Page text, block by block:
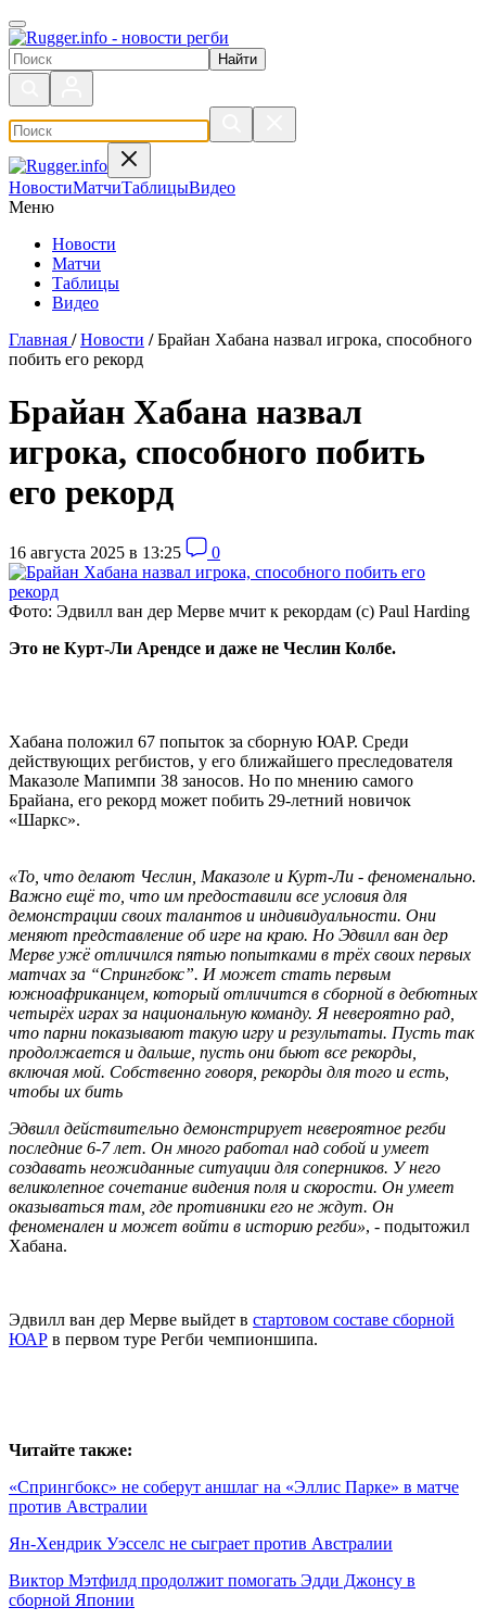
Поиск по сайту
НовостиМатчиТаблицыВидео
Меню
Новости
Матчи
Таблицы
Видео
Главная / Новости / Брайан Хабана назвал игрока, способного
побить его рекорд
Брайан Хабана назвал
игрока, способного побить
его рекорд
16 августа 2025 в 13:25 0
Фото: Эдвилл ван дер Мерве мчит к рекордам (c) Paul Harding
Это не Курт-Ли Арендсе и даже не Чеслин Колбе.
Хабана положил 67 попыток за сборную ЮАР. Среди
действующих регбистов, у его ближайшего преследователя
Маказоле Мапимпи 38 заносов. Но по мнению самого
Брайана, его рекорд может побить 29-летний новичок
«Шаркс».
«То, что делают Чеслин, Маказоле и Курт-Ли - феноменально.
Важно ещё то, что им предоставили все условия для
демонстрации своих талантов и индивидуальности. Они
меняют представление об игре на краю. Но Эдвилл ван дер
Мерве ужё отличился пятью попытками в трёх своих первых
матчах за “Спрингбокс”. И может стать первым
южноафриканцем, который отличится в сборной в дебютных
четырёх играх за национальную команду. Я невероятно рад,
что парни показывают такую игру и результаты. Пусть так
продолжается и дальше, пусть они бьют все рекорды,
включая мой. Собственно говоря, рекорды для того и есть,
чтобы их бить
Эдвилл действительно демонстрирует невероятное регби
последние 6-7 лет. Он много работал над собой и умеет
создавать неожиданные ситуации для соперников. У него
великолепное сочетание видения поля и скорости. Он умеет
оказываться там, где противники его не ждут. Он
феноменален и может войти в историю регби», - подытожил
Хабана.
Эдвилл ван дер Мерве выйдет в стартовом составе сборной
ЮАР в первом туре Регби чемпионшипа.
Читайте также:
«Спрингбокс» не соберут аншлаг на «Эллис Парке» в матче
против Австралии
Ян-Хендрик Уэсселс не сыграет против Австралии
Виктор Мэтфилд продолжит помогать Эдди Джонсу в
сборной Японии